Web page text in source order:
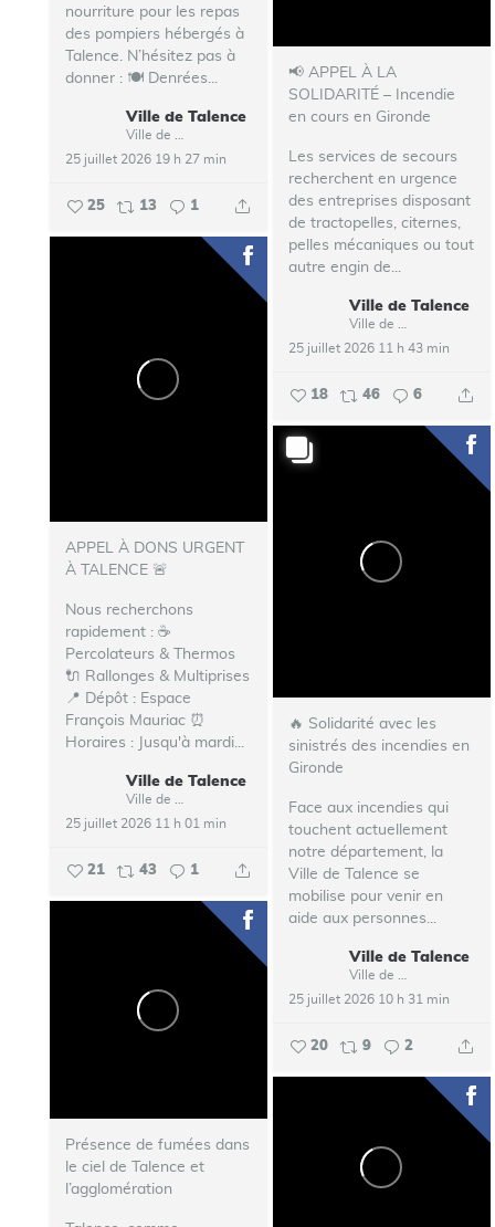
nourriture pour les repas
des pompiers hébergés à
Talence. N’hésitez pas à
donner : 🍽️ Denrées...
Ville de Talence
25 juillet 2026 19 h 27 min
25 13 1
📢 APPEL À LA
SOLIDARITÉ – Incendie
en cours en Gironde
Les services de secours
recherchent en urgence
des entreprises disposant
de tractopelles, citernes,
pelles mécaniques ou tout
autre engin de...
Ville de Talence
25 juillet 2026 11 h 43 min
18 46 6
APPEL À DONS URGENT
À TALENCE 🚨
Nous recherchons
rapidement : ☕
Percolateurs & Thermos
🔌 Rallonges & Multiprises
📍 Dépôt : Espace
François Mauriac ⏰
Horaires : Jusqu'à mardi...
Ville de Talence
25 juillet 2026 11 h 01 min
21 43 1
🔥 Solidarité avec les
sinistrés des incendies en
Gironde
Face aux incendies qui
touchent actuellement
notre département, la
Ville de Talence se
mobilise pour venir en
aide aux personnes...
Ville de Talence
25 juillet 2026 10 h 31 min
20 9 2
Présence de fumées dans
le ciel de Talence et
l’agglomération